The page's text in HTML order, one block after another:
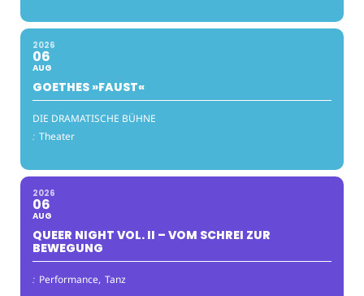
2026
06
AUG
GOETHES »FAUST«
DIE DRAMATISCHE BÜHNE
: Theater
2026
06
AUG
QUEER NIGHT VOL. II – VOM SCHREI ZUR
BEWEGUNG
: Performance, Tanz